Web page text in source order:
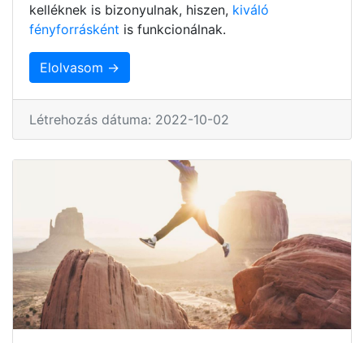
kelléknek is bizonyulnak, hiszen, kiváló
fényforrásként is funkcionálnak.
Elolvasom →
Létrehozás dátuma: 2022-10-02